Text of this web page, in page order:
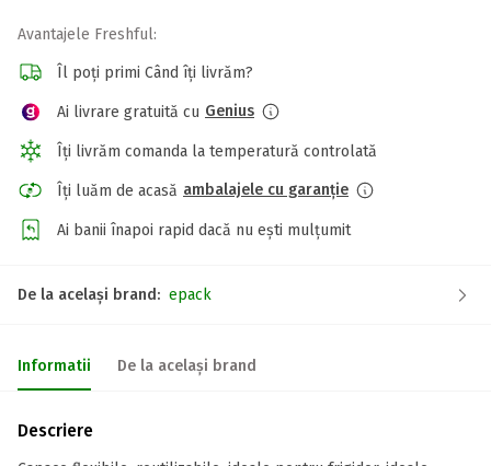
Avantajele Freshful:
Îl poți primi Când îți livrăm?
Ai livrare gratuită cu Genius
Îți livrăm comanda la temperatură controlată
Îți luăm de acasă ambalajele cu garanție
Ai banii înapoi rapid dacă nu ești mulțumit
De la același brand: epack
Informatii De la același brand
Descriere